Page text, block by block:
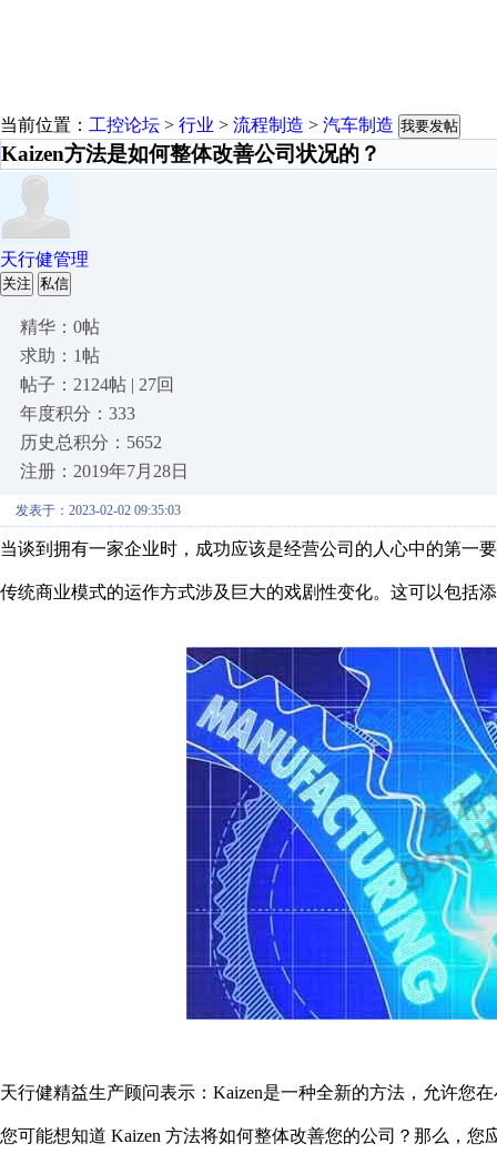
当前位置： 工控论坛 > 行业 > 流程制造 > 汽车制造 我要发帖
Kaizen方法是如何整体改善公司状况的？
天行健管理
关注 私信
精华：0帖
求助：1帖
帖子：2124帖 | 27回
年度积分：333
历史总积分：5652
注册：2019年7月28日
发表于：2023-02-02 09:35:03
当谈到拥有一家企业时，成功应该是经营公司的人心中的第一
传统商业模式的运作方式涉及巨大的戏剧性变化。这可以包括
天行健精益生产顾问表示：Kaizen是一种全新的方法，允许您
您可能想知道 Kaizen 方法将如何整体改善您的公司？那么，您